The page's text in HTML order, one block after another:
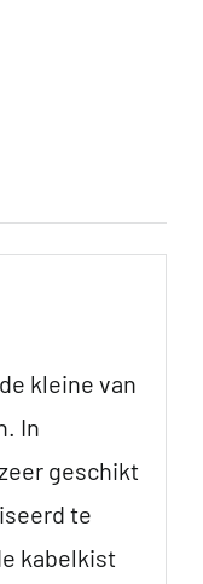
kleine van
In
geschikt
te
kabelkist